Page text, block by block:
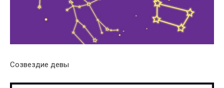
Созвездие девы